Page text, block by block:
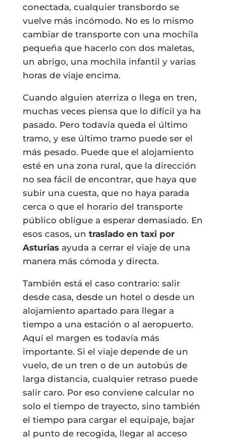
conectada, cualquier transbordo se
vuelve más incómodo. No es lo mismo
cambiar de transporte con una mochila
pequeña que hacerlo con dos maletas,
un abrigo, una mochila infantil y varias
horas de viaje encima.
Cuando alguien aterriza o llega en tren,
muchas veces piensa que lo difícil ya ha
pasado. Pero todavía queda el último
tramo, y ese último tramo puede ser el
más pesado. Puede que el alojamiento
esté en una zona rural, que la dirección
no sea fácil de encontrar, que haya que
subir una cuesta, que no haya parada
cerca o que el horario del transporte
público obligue a esperar demasiado. En
esos casos, un traslado en taxi por
Asturiasayuda a cerrar el viaje de una
manera más cómoda y directa.
También está el caso contrario: salir
desde casa, desde un hotel o desde un
alojamiento apartado para llegar a
tiempo a una estación o al aeropuerto.
Aquí el margen es todavía más
importante. Si el viaje depende de un
vuelo, de un tren o de un autobús de
larga distancia, cualquier retraso puede
salir caro. Por eso conviene calcular no
solo el tiempo de trayecto, sino también
el tiempo para cargar el equipaje, bajar
al punto de recogida, llegar al acceso